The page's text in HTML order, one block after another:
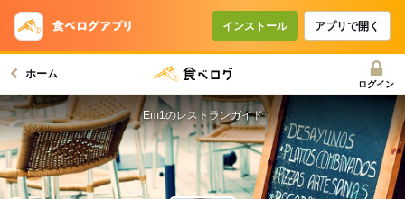
インストール アプリで開く
ホーム
ログイン
Em1のレストランガイド